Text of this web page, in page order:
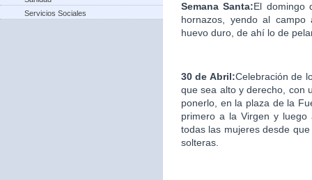
Servicios Sociales
Semana Santa:El domingo
hornazos, yendo al
huevo duro, de ahí lo de
30 de Abril:Celebración de
que sea alto y derecho, con
ponerlo, en la plaza de la
primero a la Virgen y luego
todas las mujeres desde
solteras.